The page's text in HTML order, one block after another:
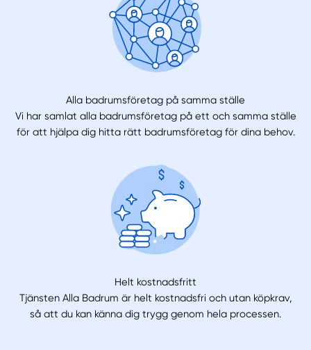
Alla badrumsföretag på samma ställe
Vi har samlat alla badrumsföretag på ett och samma ställe
för att hjälpa dig hitta rätt badrumsföretag för dina behov.
Helt kostnadsfritt
Tjänsten Alla Badrum är helt kostnadsfri och utan köpkrav,
så att du kan känna dig trygg genom hela processen.